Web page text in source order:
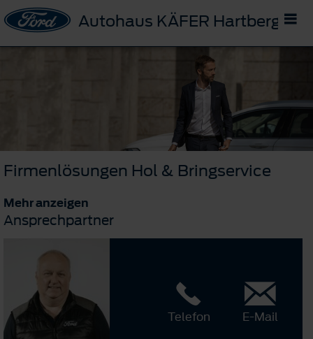
Autohaus KÄFER Hartberg -
Firmenlösungen Hol & Bringservice
Mehr anzeigen
Ansprechpartner
Telefon E-Mail